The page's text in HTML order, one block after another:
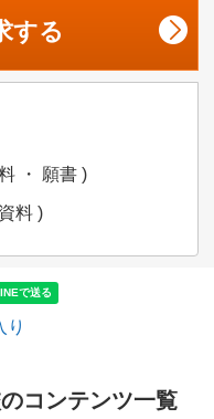
する
・ 願書 )
料 )
り
コンテンツ一覧